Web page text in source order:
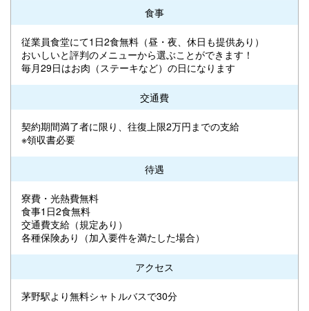
食事
従業員食堂にて1日2食無料（昼・夜、休日も提供あり）
おいしいと評判のメニューから選ぶことができます！
毎月29日はお肉（ステーキなど）の日になります
交通費
契約期間満了者に限り、往復上限2万円までの支給
※領収書必要
待遇
寮費・光熱費無料
食事1日2食無料
交通費支給（規定あり）
各種保険あり（加入要件を満たした場合）
アクセス
茅野駅より無料シャトルバスで30分